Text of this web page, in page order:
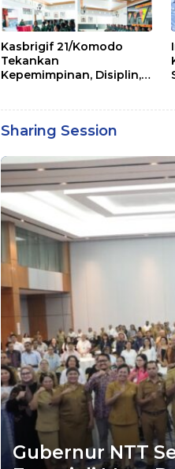
Kasbrigif 21/Komodo
Tekankan
Kepemimpinan, Disiplin,
Sharing Session
Gubernur NTT